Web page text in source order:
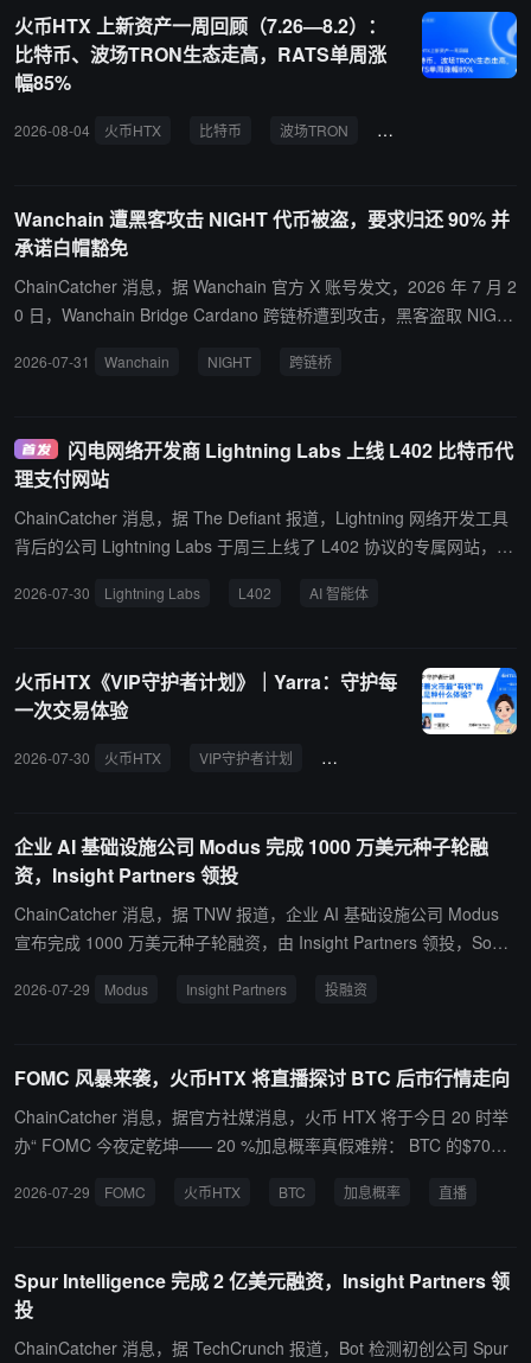
火币HTX 上新资产一周回顾（7.26—8.2）：
比特币、波场TRON生态走高，RATS单周涨
幅85%
2026-08-04 火币HTX 比特币 波场TRON RATS
Wanchain 遭黑客攻击 NIGHT 代币被盗，要求归还 90% 并
承诺白帽豁免
ChainCatcher 消息，据 Wanchain 官方 X 账号发文，2026 年 7 月 2
0 日，Wanchain Bridge Cardano 跨链桥遭到攻击，黑客盗取 NIGH
12:00 前归还 90% 被盗 NIGHT 代币，可保留 10% 作为白帽赏金，
美元。
2026-07-31 Wanchain NIGHT 跨链桥
闪电网络开发商 Lightning Labs 上线 L402 比特币代
理支付网站
ChainCatcher 消息，据 The Defiant 报道，Lightning 网络开发工具
背后的公司 Lightning Labs 于周三上线了 L402 协议的专属网站，将
2，智能体能够以比特币付款并原生完成身份验证，无需账户、中介
HTTP 402 协议，此前已存在于 Lightning Labs 的技术栈中，其标准
实现 Aperture 目前已被非托管兑换服务 Lightning Loop 使用。该机
制复用了 HTTP 的 402 状态码，客户端请求受限接口时服务器返回
2026-07-30 Lightning Labs L402 AI 智能体
火币HTX《VIP守护者计划》｜Yarra：守护每
一次交易体验
2026-07-30 火币HTX VIP守护者计划 Yarra
企业 AI 基础设施公司 Modus 完成 1000 万美元种子轮融
资，Insight Partners 领投
ChainCatcher 消息，据 TNW 报道，企业 AI 基础设施公司 Modus
宣布完成 1000 万美元种子轮融资，由 Insight Partners 领投，Soma
出"Context Warehouse"产品，定位为企业 AI 的上下文基础层，通过
2026-07-29 Modus Insight Partners 投融资
FOMC 风暴来袭，火币HTX 将直播探讨 BTC 后市行情走向
ChainCatcher 消息，据官方社媒消息，火币 HTX 将于今日 20 时举
办“ FOMC 今夜定乾坤—— 20 %加息概率真假难辨： BTC 的$70期
er 、米斯先生等加密 KOL 将受邀出席，聚焦 FOMC 会议前夕市场关
情突破与风险拐点。
2026-07-29 FOMC 火币HTX BTC 加息概率 直播
Spur Intelligence 完成 2 亿美元融资，Insight Partners 领
投
ChainCatcher 消息，据 TechCrunch 报道，Bot 检测初创公司 Spur